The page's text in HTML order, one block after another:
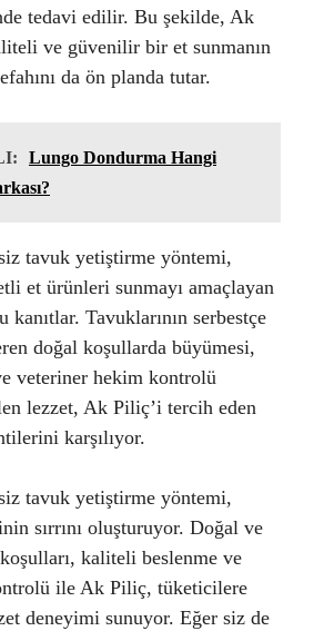
tedavi edilir. Bu şekilde, Ak
ve güvenilir bir et sunmanın
da ön planda tutar.
Lungo Dondurma Hangi
tavuk yetiştirme yöntemi,
et ürünleri sunmayı amaçlayan
Tavuklarının serbestçe
doğal koşullarda büyümesi,
veteriner hekim kontrolü
lezzet, Ak Piliç’i tercih eden
karşılıyor.
tavuk yetiştirme yöntemi,
sırrını oluşturuyor. Doğal ve
kaliteli beslenme ve
ile Ak Piliç, tüketicilere
deneyimi sunuyor. Eğer siz de